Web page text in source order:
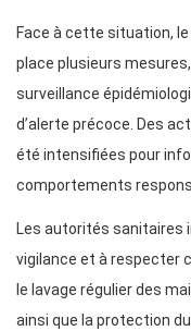
Face à cette situation,
place plusieurs
surveillance
d’alerte précoce. Des
été intensifiées pour
comportements
Les autorités sanitaires
vigilance et à respecter
le lavage régulier des
ainsi que la protection